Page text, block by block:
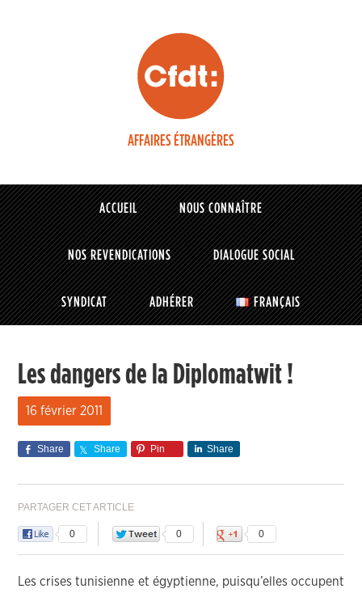
AFFAIRES ÉTRANGÈRES
ACCUEIL NOUS CONNAÎTRE
NOS REVENDICATIONS DIALOGUE SOCIAL
SYNDICAT ADHÉRER FRANÇAIS
Les dangers de la Diplomatwit !
16 février 2011
Share Share Pin Share
PARTAGER CET ARTICLE
0 0 0
Les crises tunisienne et égyptienne, puisqu’elles occupent